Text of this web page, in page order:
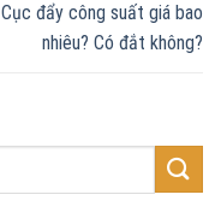
Cục đẩy công suất giá bao
nhiêu? Có đắt không?